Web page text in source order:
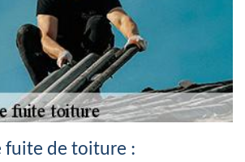
fuite de toiture :